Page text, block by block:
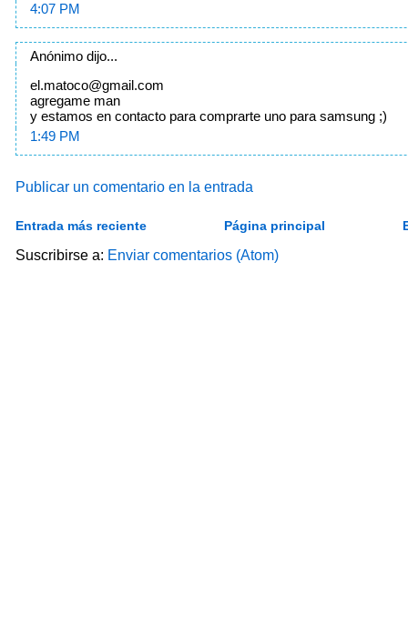
4:07 PM
Anónimo dijo...
el.matoco@gmail.com
agregame man
y estamos en contacto para comprarte uno para samsung ;)
1:49 PM
Publicar un comentario en la entrada
Entrada más reciente Página principal
Suscribirse a: Enviar comentarios (Atom)